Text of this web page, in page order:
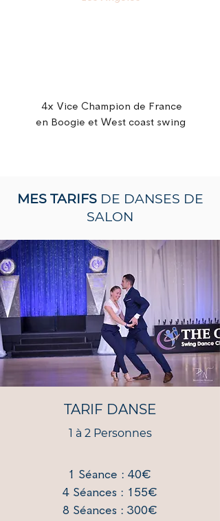
4x Vice Champion de France
en Boogie et West coast swing
MES TARIFS DE DANSES DE
SALON
TARIF DANSE
1 à 2 Personnes
1 Séance : 40€
​4 Séances : 155€
8 Séances : 300€